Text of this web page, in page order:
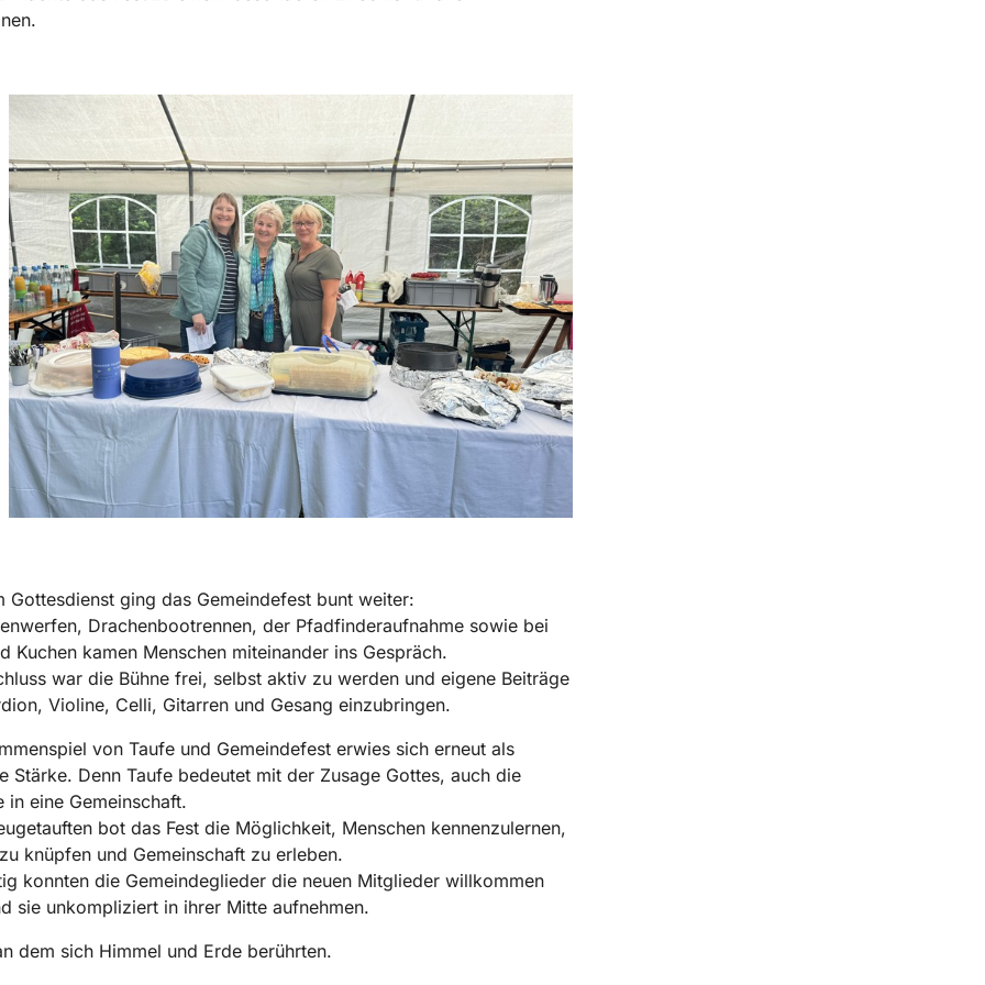
Gottesdienst ging das Gemeindefest bunt weiter:
Drachenbootrennen, der Pfadfinderaufnahme sowie bei
Kuchen kamen Menschen miteinander ins Gespräch.
war die Bühne frei, selbst aktiv zu werden und eigene Beiträge
Violine, Celli, Gitarren und Gesang einzubringen.
von Taufe und Gemeindefest erwies sich erneut als
Stärke. Denn Taufe bedeutet mit der Zusage Gottes, auch die
in eine Gemeinschaft.
bot das Fest die Möglichkeit, Menschen kennenzulernen,
knüpfen und Gemeinschaft zu erleben.
konnten die Gemeindeglieder die neuen Mitglieder willkommen
sie unkompliziert in ihrer Mitte aufnehmen.
dem sich Himmel und Erde berührten.